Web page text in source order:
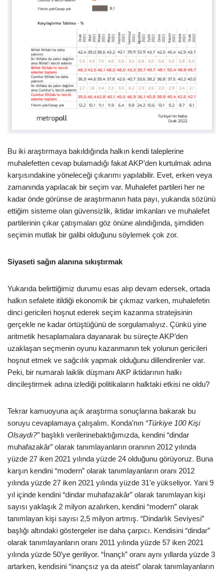
Bu iki araştırmaya bakıldığında halkın kendi taleplerine
muhalefetten cevap bulamadığı fakat AKP’den kurtulmak adına
karşısındakine yöneleceği çıkarımı yapılabilir. Evet, erken veya
zamanında yapılacak bir seçim var. Muhalefet partileri her ne
kadar önde görünse de araştırmanın hata payı, yukarıda sözünü
ettiğim sisteme olan güvensizlik, iktidar imkanları ve muhalefet
partilerinin çıkar çatışmaları göz önüne alındığında, şimdiden
seçimin mutlak bir galibi olduğunu söylemek çok zor.
Siyaseti sağın alanına sıkıştırmak
Yukarıda belirttiğimiz durumu esas alıp devam edersek, ortada
halkın sefalete itildiği ekonomik bir çıkmaz varken, muhalefetin
dinci gericileri hoşnut ederek seçim kazanma stratejisinin
gerçekle ne kadar örtüştüğünü de sorgulamalıyız. Çünkü yine
aritmetik hesaplamalara dayanarak bu süreçte AKP’den
uzaklaşan seçmenin oyunu kazanmanın tek yolunun gericileri
hoşnut etmek ve sağcılık yapmak olduğunu dillendirenler var.
Peki, bir numaralı laiklik düşmanı AKP iktidarının halkı
dincileştirmek adına izlediği politikaların halktaki etkisi ne oldu?
Tekrar kamuoyuna açık araştırma sonuçlarına bakarak bu
soruyu cevaplamaya çalışalım. Konda’nın “Türkiye 100 Kişi
Olsaydı?” başlıklı verilerinebaktığımızda, kendini “dindar
muhafazakâr” olarak tanımlayanların oranının 2012 yılında
yüzde 27 iken 2021 yılında yüzde 24 olduğunu görüyoruz. Buna
karşın kendini “modern” olarak tanımlayanların oranı 2012
yılında yüzde 27 iken 2021 yılında yüzde 31’e yükseliyor. Yani 9
yıl içinde kendini “dindar muhafazakâr” olarak tanımlayan kişi
sayısı yaklaşık 2 milyon azalırken, kendini “modern” olarak
tanımlayan kişi sayısı 2,5 milyon artmış. “Dindarlık Seviyesi”
başlığı altındaki göstergeler ise daha çarpıcı. Kendisini “dindar”
olarak tanımlayanların oranı 2011 yılında yüzde 57 iken 2021
yılında yüzde 50’ye geriliyor. “İnançlı” oranı aynı yıllarda yüzde 3
artarken, kendisini “inançsız ya da ateist” olarak tanımlayanların